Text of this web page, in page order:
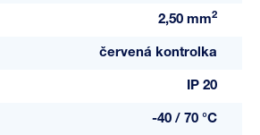
2,50 mm2
červená kontrolka
IP 20
-40 / 70 °C